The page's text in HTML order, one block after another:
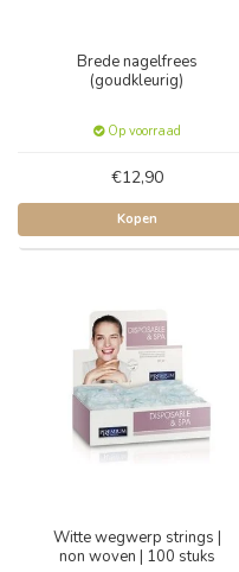
Brede nagelfrees
(goudkleurig)
Op voorraad
€12,90
Kopen
Witte wegwerp strings |
non woven | 100 stuks